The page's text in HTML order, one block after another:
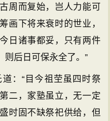
周而复始，岂人力能可
画下将来衰时的世业，
日诸事都妥，只有两件
则后日可保永全了。”
：“目今祖茔虽四时祭
二，家塾虽立，无一定
时固不缺祭祀供给，但